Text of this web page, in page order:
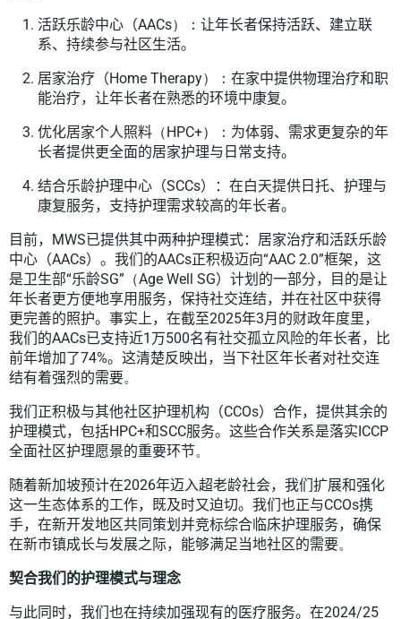
活跃乐龄中心（AACs）： 让年长者保持活跃、建立联
系、持续参与社区生活。
居家治疗（Home Therapy） ： 在家中提供物理治疗和职
能治疗，让年长者在熟悉的环境中康复。
优化居家个人照料 （HPC+） ： 为体弱、需求更复杂的年
长者提供更全面的居家护理与日常支持。
结合乐龄护理中心（SCCs）：在白天提供日托、护理与
康复服务，支持护理需求较高的年长者。
目前， MWS已提供其中两种护理模式：居家治疗和活跃乐龄
中心（AACs）。我们的AACs正积极迈向“AAC 2.0”框架，这
是卫生部“乐龄SG”（Age Well SG）计划的一部分，
目的是让
年长者更方便地享用服务，保持社交连结，并在社区中获得
更完善的照护。事实上，在截至2025年3月的财政年度里，
我们的AACs已支持近1 万500名有社交孤立风险的年长者，比
前年增加了74%。这清楚反映出，当下社区年长者对社交连
结有着强烈的需要。
我们正积极与其他社区护理机构（CCOs）合作，提供其余的
护理模式， 包括HPC+和SCC服务。 这些合作关系是落实ICCP
全面社区护理愿景的重要环节。
随着新加坡预计在2026年迈入超老龄社会，我们扩展和强化
这一生态体系的工作，既及时又迫切。我们也正与CCOs携
手，在新开发地区共同策划并竞标综合临床护理服务，确保
在新市镇成长与发展之际，能够满足当地社区的需要。
契合我们的护理模式与理念
与此同时，我们也在持续加强现有的医疗服务。在2024/25